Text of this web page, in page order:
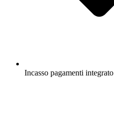
Incasso pagamenti integrato